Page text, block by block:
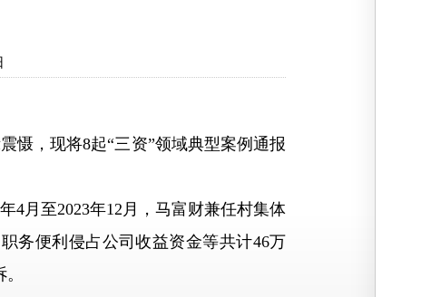
，现将8起“三资”领域典型案例通报
4月至2023年12月，马富财兼任村集体
务便利侵占公司收益资金等共计46万